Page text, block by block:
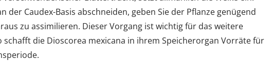
der Caudex-Basis abschneiden, geben Sie der Pflanze genügend
zu assimilieren. Dieser Vorgang ist wichtig für das weitere
schafft die Dioscorea mexicana in ihrem Speicherorgan Vorräte für